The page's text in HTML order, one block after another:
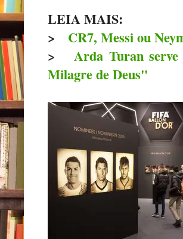
LEIA MAIS:
>
CR7, Messi ou
>
Arda Turan
Milagre de Deus"